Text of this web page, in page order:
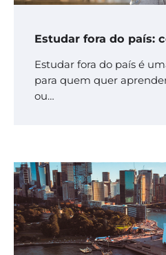
Estudar fora do país:
Estudar fora do país é
para quem quer
ou…